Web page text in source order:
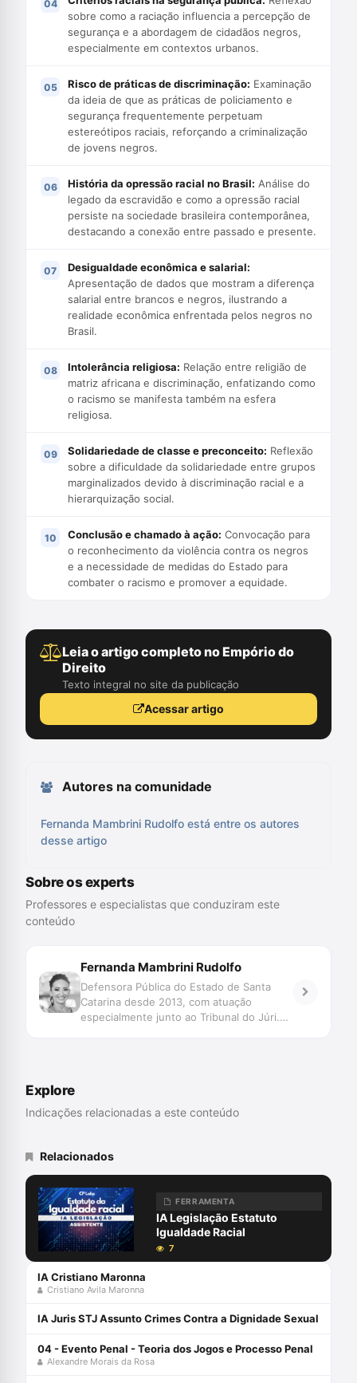
sobre como a raciação influencia a percepção de
segurança e a abordagem de cidadãos negros,
especialmente em contextos urbanos.
Risco de práticas de discriminação: Examinação
da ideia de que as práticas de policiamento e
segurança frequentemente perpetuam
estereótipos raciais, reforçando a criminalização
de jovens negros.
História da opressão racial no Brasil: Análise do
legado da escravidão e como a opressão racial
persiste na sociedade brasileira contemporânea,
destacando a conexão entre passado e presente.
Desigualdade econômica e salarial:
Apresentação de dados que mostram a diferença
salarial entre brancos e negros, ilustrando a
realidade econômica enfrentada pelos negros no
Brasil.
Intolerância religiosa: Relação entre religião de
matriz africana e discriminação, enfatizando como
o racismo se manifesta também na esfera
religiosa.
Solidariedade de classe e preconceito: Reflexão
sobre a dificuldade da solidariedade entre grupos
marginalizados devido à discriminação racial e a
hierarquização social.
Conclusão e chamado à ação: Convocação para
o reconhecimento da violência contra os negros
e a necessidade de medidas do Estado para
combater o racismo e promover a equidade.
Leia o artigo completo no Empório do
Direito
Texto integral no site da publicação
Acessar artigo
Autores na comunidade
Fernanda Mambrini Rudolfo está entre os autores
desse artigo
Sobre os experts
Professores e especialistas que conduziram este
conteúdo
Fernanda Mambrini Rudolfo
Defensora Pública do Estado de Santa
Catarina desde 2013, com atuação
especialmente junto ao Tribunal do Júri.
Explore
Indicações relacionadas a este conteúdo
Relacionados
FERRAMENTA
IA Legislação Estatuto
Igualdade Racial
7
IA Cristiano Maronna
Cristiano Avila Maronna
IA Juris STJ Assunto Crimes Contra a Dignidade Sexual
04 - Evento Penal - Teoria dos Jogos e Processo Penal
Alexandre Morais da Rosa